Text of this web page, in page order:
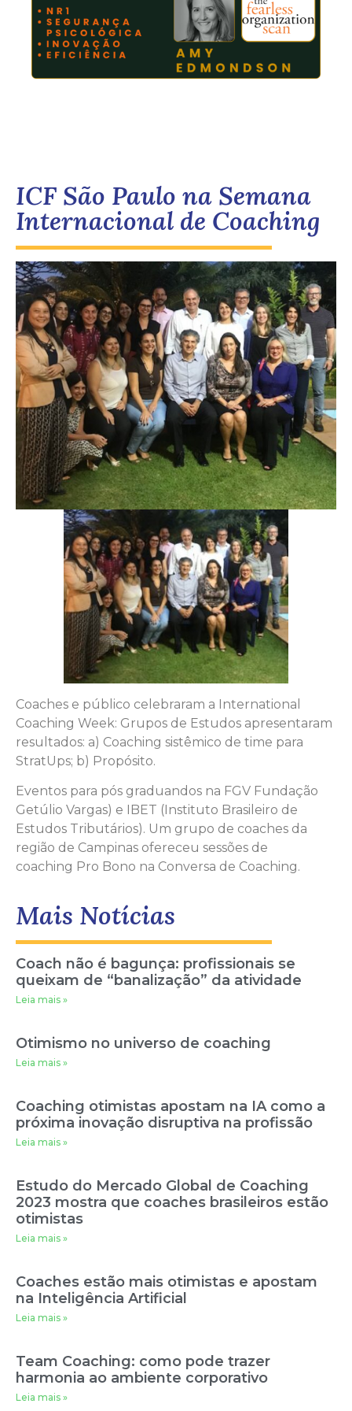
ICF São Paulo na Semana
Internacional de Coaching
Coaches e público celebraram a International
Coaching Week: Grupos de Estudos apresentaram
resultados: a) Coaching sistêmico de time para
StratUps; b) Propósito.
Eventos para pós graduandos na FGV Fundação
Getúlio Vargas) e IBET (Instituto Brasileiro de
Estudos Tributários). Um grupo de coaches da
região de Campinas ofereceu sessões de
coaching Pro Bono na Conversa de Coaching.
Mais Notícias
Coach não é bagunça: profissionais se
queixam de “banalização” da atividade
Leia mais »
Otimismo no universo de coaching
Leia mais »
Coaching otimistas apostam na IA como a
próxima inovação disruptiva na profissão
Leia mais »
Estudo do Mercado Global de Coaching
2023 mostra que coaches brasileiros estão
otimistas
Leia mais »
Coaches estão mais otimistas e apostam
na Inteligência Artificial
Leia mais »
Team Coaching: como pode trazer
harmonia ao ambiente corporativo
Leia mais »